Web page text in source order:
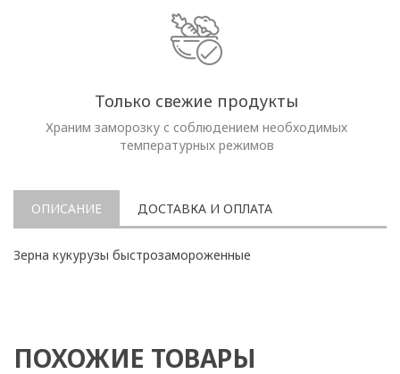
Только свежие продукты
Храним заморозку с соблюдением необходимых
температурных режимов
ОПИСАНИЕ ДОСТАВКА И ОПЛАТА
Зерна кукурузы быстрозамороженные
ПОХОЖИЕ ТОВАРЫ